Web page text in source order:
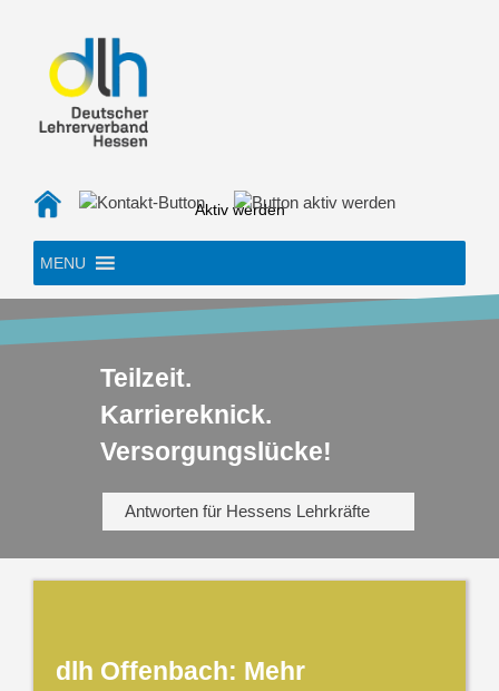
content
Aktiv werden
MENU
Teilzeit.
Karriereknick.
Versorgungslücke!
Antworten für Hessens Lehrkräfte
dlh Offenbach: Mehr